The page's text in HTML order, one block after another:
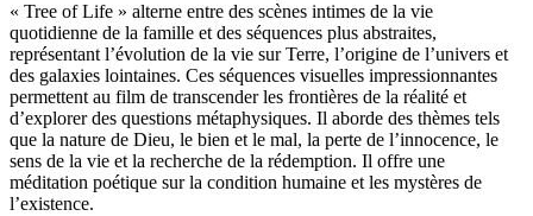
« Tree of Life » alterne entre des scènes intimes de la vie
quotidienne de la famille et des séquences plus abstraites,
représentant l’évolution de la vie sur Terre, l’origine de l’univers et
des galaxies lointaines. Ces séquences visuelles impressionnantes
permettent au film de transcender les frontières de la réalité et
d’explorer des questions métaphysiques. Il aborde des thèmes tels
que la nature de Dieu, le bien et le mal, la perte de l’innocence, le
sens de la vie et la recherche de la rédemption. Il offre une
méditation poétique sur la condition humaine et les mystères de
l’existence.